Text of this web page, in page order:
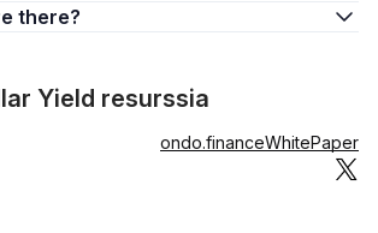
many are there?
Yield resurssia
ondo.financeWhitePaper